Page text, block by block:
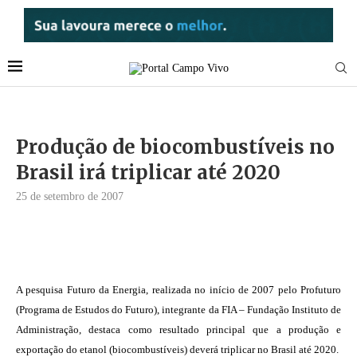
Produção de biocombustíveis no
Brasil irá triplicar até 2020
25 de setembro de 2007
A pesquisa Futuro da Energia, realizada no início de 2007 pelo Profuturo
(Programa de Estudos do Futuro), integrante da FIA – Fundação Instituto de
Administração, destaca como resultado principal que a produção e
exportação do etanol (biocombustíveis) deverá triplicar no Brasil até 2020.